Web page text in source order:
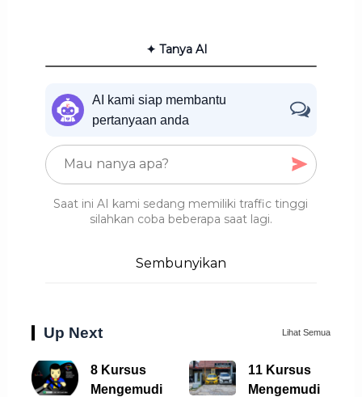
✦ Tanya AI
AI kami siap membantu
pertanyaan anda
Saat ini AI kami sedang memiliki traffic tinggi
silahkan coba beberapa saat lagi.
Sembunyikan
Up Next Lihat Semua
8 Kursus
Mengemudi
11 Kursus
Mengemudi